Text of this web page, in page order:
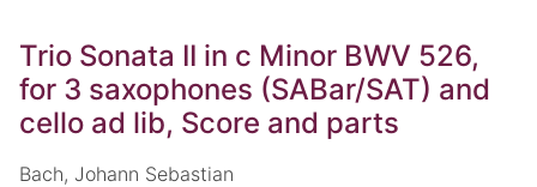
Trio Sonata II in c Minor BWV 526,
for 3 saxophones (SABar/SAT) and
cello ad lib, Score and parts
Bach, Johann Sebastian